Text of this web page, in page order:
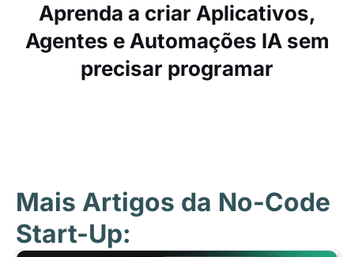
Aprenda a criar Aplicativos,
Agentes e Automações IA sem
precisar programar
Mais Artigos da No-Code
Start-Up: